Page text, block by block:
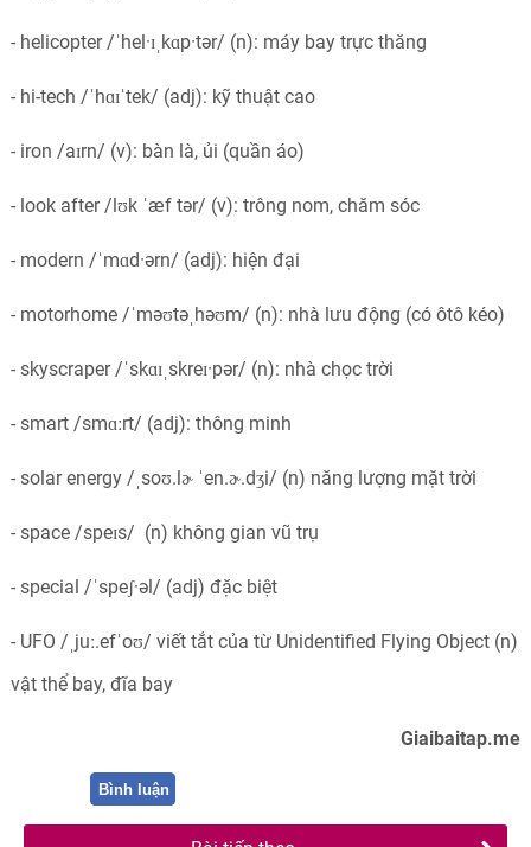
- helicopter/ˈhel·ɪˌkɑp·tər/ (n): máy bay trực thăng
- hi-tech /ˈhɑɪˈtek/ (adj): kỹ thuật cao
- iron /aɪrn/ (v): bàn là, ủi (quần áo)
- look after/lʊk ˈæf tər/ (v): trông nom, chăm sóc
- modern /ˈmɑd·ərn/ (adj): hiện đại
- motorhome /ˈməʊtəˌhəʊm/ (n): nhà lưu động (có ôtô kéo)
- skyscraper/ˈskɑɪˌskreɪ·pər/ (n): nhà chọc trời
- smart /smɑːrt/ (adj): thông minh
- solar energy / ˌsoʊ.lɚ ˈen.ɚ.dʒi/ (n) năng lượng mặt trời
- space /speɪs/ (n) không gian vũ trụ
- special /ˈspeʃ·əl/ (adj) đặc biệt
- UFO / ˌjuː.efˈoʊ/ viết tắt của từ Unidentified Flying Object (n)
vật thể bay, đĩa bay
Giaibaitap.me
Bình luận